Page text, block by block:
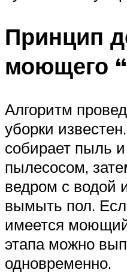
Принцип
моющего
Алгоритм
уборки
собирает пыль
пылесосом,
ведром с водой
вымыть пол.
имеется
этапа можно
одновременно.